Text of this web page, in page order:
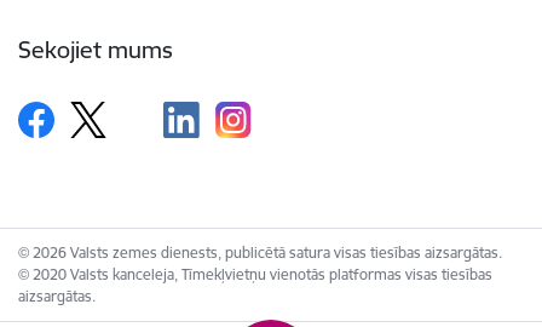
Sekojiet mums
© 2026 Valsts zemes dienests, publicētā satura visas tiesības aizsargātas.
© 2020 Valsts kanceleja, Tīmekļvietņu vienotās platformas visas tiesības
aizsargātas.